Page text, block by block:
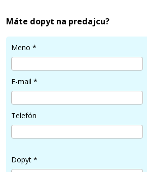
Máte dopyt na predajcu?
Meno *
E-mail *
Telefón
Dopyt *